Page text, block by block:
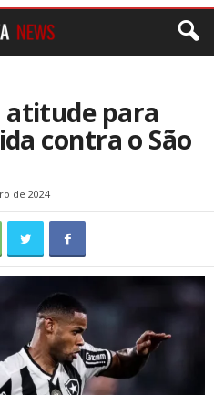
para
contra o São
de 2024